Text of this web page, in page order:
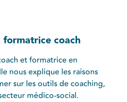
formatrice coach
et formatrice en
nous explique les raisons
sur les outils de coaching,
médico-social.